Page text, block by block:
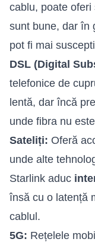
cablu, poate oferi
sunt bune, dar în
pot fi mai
DSL (Digital
telefonice de
lentă, dar încă
unde fibra nu
Sateliți: Oferă
unde alte
Starlink aduc
însă cu o latență
cablul.
5G: Rețelele